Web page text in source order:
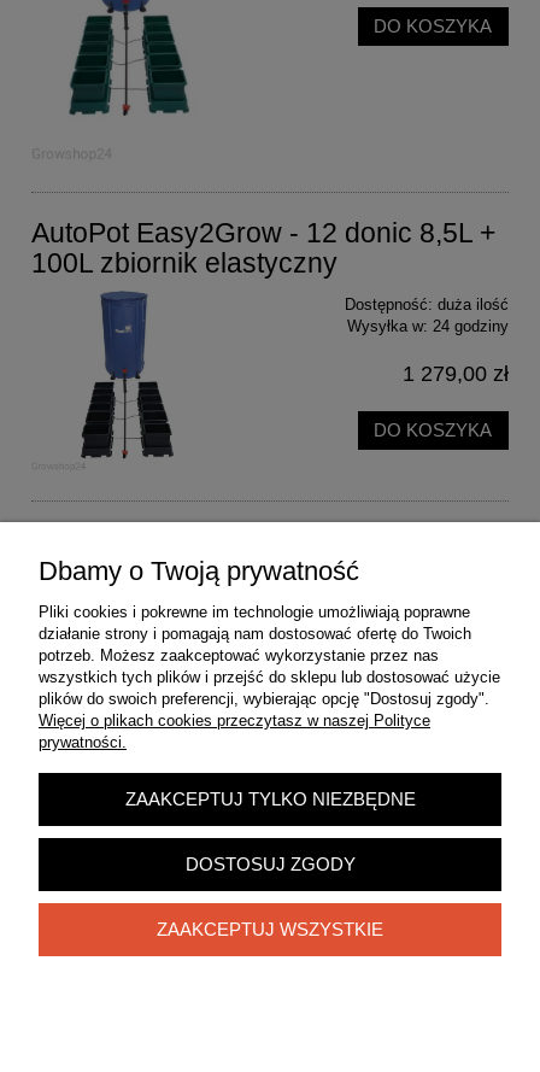
DO KOSZYKA
AutoPot Easy2Grow - 12 donic 8,5L +
100L zbiornik elastyczny
Dostępność: duża ilość
Wysyłka w: 24 godziny
1 279,00 zł
DO KOSZYKA
225L zbiornik elastyczny
Dostępność: duża ilość
Wysyłka w: 24 godziny
1 760,00 zł
AutoPot Easy2Grow - 16 donic 8,5L+
225L zbiornik elastyczny
Wysyłka w:
Dbamy o Twoją prywatność
Pliki cookies i pokrewne im technologie umożliwiają poprawne
działanie strony i pomagają nam dostosować ofertę do Twoich
potrzeb. Możesz zaakceptować wykorzystanie przez nas
wszystkich tych plików i przejść do sklepu lub dostosować użycie
plików do swoich preferencji, wybierając opcję "Dostosuj zgody".
Więcej o plikach cookies przeczytasz w naszej Polityce
prywatności.
ZAAKCEPTUJ TYLKO NIEZBĘDNE
DOSTOSUJ ZGODY
ZAAKCEPTUJ WSZYSTKIE